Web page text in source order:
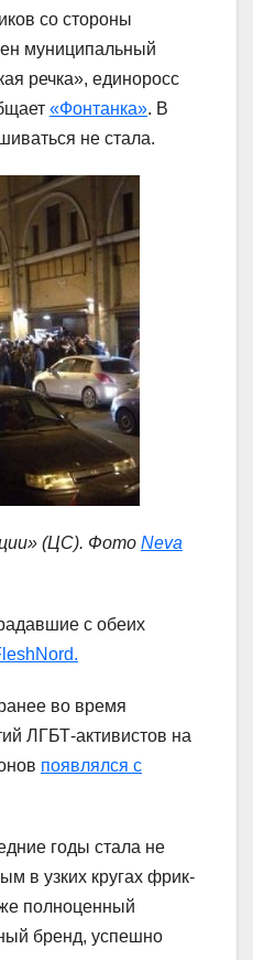
со стороны
муниципальный
речка», единоросс
«Фонтанка». В
не стала.
(ЦС). Фото Neva
с обеих
во время
ЛГБТ-активистов на
появлялся с
годы стала не
в узких кругах фрик-
полноценный
бренд, успешно